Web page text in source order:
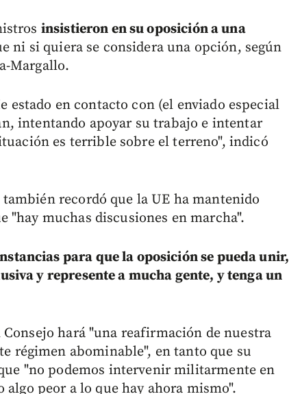
insistieron en su oposición a una
ni si quiera se considera una opción, según
Margallo.
estado en contacto con (el enviado especial
intentando apoyar su trabajo e intentar
es terrible sobre el terreno", indicó
recordó que la UE ha mantenido
muchas discusiones en marcha".
para que la oposición se pueda unir,
y represente a mucha gente, y tenga un
hará "una reafirmación de nuestra
régimen abominable", en tanto que su
"no podemos intervenir militarmente en
peor a lo que hay ahora mismo".